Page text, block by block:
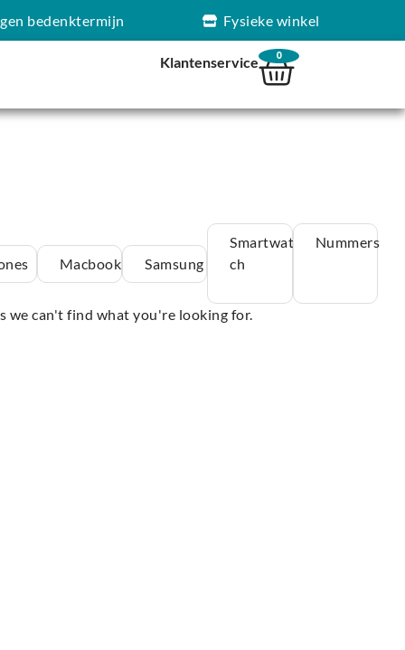
bedenktermijn Fysieke winkel
Klantenservice 0
Macbook Samsung
Smartwat
ch
Nummers
we can't find what you're looking for.